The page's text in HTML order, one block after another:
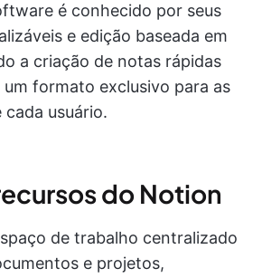
é conhecido por seus
e edição baseada em
a criação de notas rápidas
formato exclusivo para as
cada usuário.
do Notion
de trabalho centralizado
e projetos,